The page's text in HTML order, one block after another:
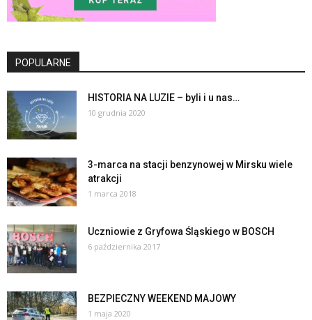
POPULARNE
HISTORIA NA LUZIE – byli i u nas…
10 grudnia 2020
3-marca na stacji benzynowej w Mirsku wiele
atrakcji
1 marca 2018
Uczniowie z Gryfowa Śląskiego w BOSCH
6 października 2017
BEZPIECZNY WEEKEND MAJOWY
1 maja 2020